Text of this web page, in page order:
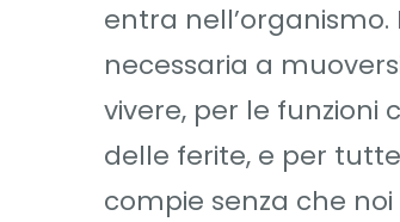
entra
necessaria a
vivere, per le funzioni
delle ferite, e per
compie senza che